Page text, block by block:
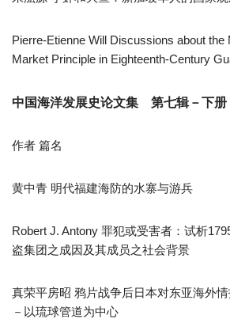
Pierre-Etienne Will Discussions about the
Market Principle in Eighteenth-Century
中国海洋发展史论文集 第七辑－下册
作者 篇名
黄中青 明代福建海防的水寨与游兵
Robert J. Antony 罪犯或受害者：试析
盗集团之成因及其成员之社会背景
真荣平房昭 鸦片战争后日本对东亚海外
－以琉球管道为中心